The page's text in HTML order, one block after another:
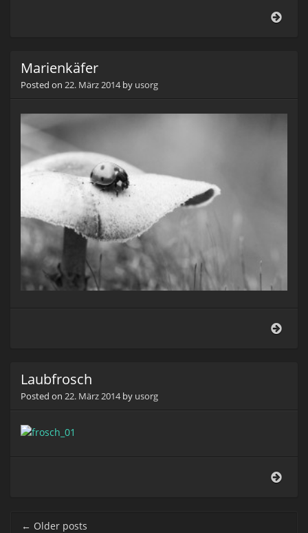
Marienkäfer
Posted on 22. März 2014by usorg
Laubfrosch
Posted on 22. März 2014by usorg
Post navigation
← Older posts